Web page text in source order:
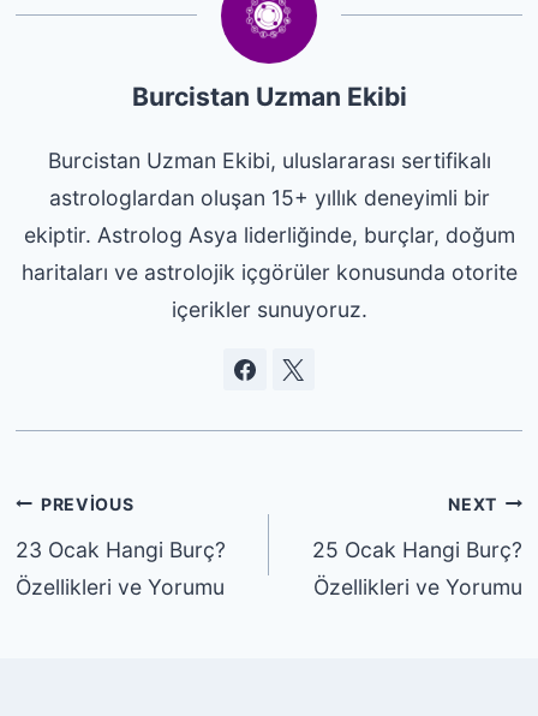
Burcistan Uzman Ekibi
Burcistan Uzman Ekibi, uluslararası sertifikalı
astrologlardan oluşan 15+ yıllık deneyimli bir
ekiptir. Astrolog Asya liderliğinde, burçlar, doğum
haritaları ve astrolojik içgörüler konusunda otorite
içerikler sunuyoruz.
Yazı
gezinmesi
PREVIOUS
23 Ocak Hangi Burç?
Özellikleri ve Yorumu
NEXT
25 Ocak Hangi Burç?
Özellikleri ve Yorumu